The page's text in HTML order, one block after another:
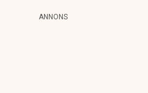
ANNONS